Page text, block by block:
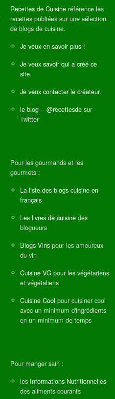
Recettes de Cuisine référence les
recettes publiées sur une sélection
de blogs de cuisine.
Je veux en savoir plus !
Je veux savoir qui a créé ce
site.
Je veux contacter le créateur.
le blog -- @recettesde sur
Twitter
Pour les gourmands et les
gourmets :
La liste des blogs cuisine en
français
Les livres de cuisine des
blogueurs
Blogs Vins pour les amoureux
du vin
Cuisine VG pour les végétariens
et végétaliens
Cuisine Cool pour cuisiner cool
avec un minimum d'ingrédients
en un minimum de temps
Pour manger sain :
les Informations Nutritionnelles
des aliments courants